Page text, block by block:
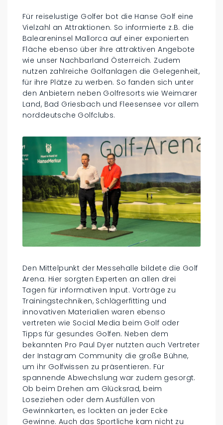
Für reiselustige Golfer bot die Hanse Golf eine
Vielzahl an Attraktionen. So informierte z.B. die
Baleareninsel Mallorca auf einer exponierten
Fläche ebenso über ihre attraktiven Angebote
wie unser Nachbarland Österreich. Zudem
nutzen zahlreiche Golfanlagen die Gelegenheit,
für ihre Plätze zu werben. So fanden sich unter
den Anbietern neben Golfresorts wie Weimarer
Land, Bad Griesbach und Fleesensee vor allem
norddeutsche Golfclubs.
Den Mittelpunkt der Messehalle bildete die Golf
Arena. Hier sorgten Experten an allen drei
Tagen für informativen Input. Vorträge zu
Trainingstechniken, Schlägerfitting und
innovativen Materialien waren ebenso
vertreten wie Social Media beim Golf oder
Tipps für gesundes Golfen. Neben dem
bekannten Pro Paul Dyer nutzten auch Vertreter
der Instagram Community die große Bühne,
um ihr Golfwissen zu präsentieren. Für
spannende Abwechslung war zudem gesorgt.
Ob beim Drehen am Glücksrad, beim
Loseziehen oder dem Ausfüllen von
Gewinnkarten, es lockten an jeder Ecke
Gewinne. Auch das Sportliche kam nicht zu